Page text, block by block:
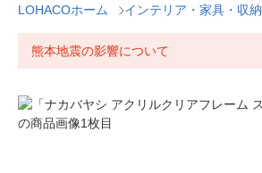
LOHACOホーム インテリア・家具・収納
熊本地震の影響について